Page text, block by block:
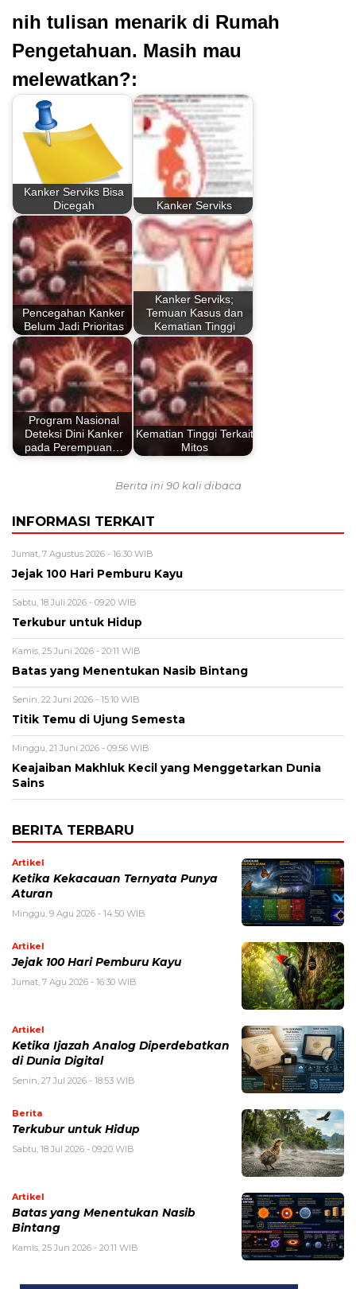
nih tulisan menarik di Rumah
Pengetahuan. Masih mau
melewatkan?:
Kanker Serviks Bisa
Dicegah
Kanker Serviks
Pencegahan Kanker
Belum Jadi Prioritas
Kanker Serviks;
Temuan Kasus dan
Kematian Tinggi
Program Nasional
Deteksi Dini Kanker
pada Perempuan…
Kematian Tinggi Terkait
Mitos
Berita ini 90 kali dibaca
INFORMASI TERKAIT
Jumat, 7 Agustus 2026 - 16:30 WIB
Jejak 100 Hari Pemburu Kayu
Sabtu, 18 Juli 2026 - 09:20 WIB
Terkubur untuk Hidup
Kamis, 25 Juni 2026 - 20:11 WIB
Batas yang Menentukan Nasib Bintang
Senin, 22 Juni 2026 - 15:10 WIB
Titik Temu di Ujung Semesta
Minggu, 21 Juni 2026 - 09:56 WIB
Keajaiban Makhluk Kecil yang Menggetarkan Dunia
Sains
BERITA TERBARU
Artikel
Ketika Kekacauan Ternyata Punya
Aturan
Minggu, 9 Agu 2026 - 14:50 WIB
Artikel
Jejak 100 Hari Pemburu Kayu
Jumat, 7 Agu 2026 - 16:30 WIB
Artikel
Ketika Ijazah Analog Diperdebatkan
di Dunia Digital
Senin, 27 Jul 2026 - 18:53 WIB
Berita
Terkubur untuk Hidup
Sabtu, 18 Jul 2026 - 09:20 WIB
Artikel
Batas yang Menentukan Nasib
Bintang
Kamis, 25 Jun 2026 - 20:11 WIB